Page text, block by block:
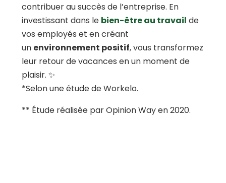
contribuer ausuccès de l’entreprise. En
investissant dans le bien-être au travail de
vos employés et en créant
un environnement positif, vous transformez
leur retour de vacances en un moment de
plaisir. ✨
*Selon une étude de Workelo.
** Étude réalisée par Opinion Way en 2020.